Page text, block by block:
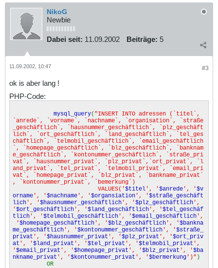
NikoG
Newbie
Dabei seit: 11.09.2002 Beiträge: 5
#3
11.09.2002, 10:47
ok is aber lang !
PHP-Code:
mysql_query( "INSERT INTO adressen (`titel`,
`anrede`, `vorname`, `nachname`, `organisation`, `straße
_geschäftlich`, `hausnummer_geschäftlich`, `plz_geschäft
lich`, `ort_geschäftlich`, `land_geschäftlich`, `tel_ges
chäftlich`, `telmobil_geschäftlich`, `email_geschäftlich
`, `homepage_geschäftlich`, `blz_geschäftlich`, `banknam
e_geschäftlich`, `kontonummer_geschäftlich`, `straße_pri
vat`, `hausnummer_privat`, `plz_privat`,`ort_privat`, `l
and_privat`, `tel_privat`, `telmobil_privat`, `email_pri
vat`, `homepage_privat`, `blz_privat`, `bankname_privat`
, `kontonummer_privat`, `bemerkung`)
VALUES('$titel ', '$anrede ', '$v
orname ', '$nachname ', '$organsiation ', '$straße_geschäft
lich ', '$hausnummer_geschäftlich ', '$plz_geschäftlich ',
'$ort_geschäftlich ', '$land_geschäftlich ', '$tel_geschäf
tlich ', '$telmobil_geschäftlich ', '$email_geschäftlich ',
'$homepage_geschäftlich ', '$blz_geschäftlich ', '$bankna
me_geschäftlich ', '$kontonummer_geschäftlich ', '$straße_
privat ', '$hausnummer_privat ', '$plz_privat ', '$ort_priv
at ', '$land_privat ', '$tel_privat ', '$telmobil_privat ',
'$email_privat ', '$homepage_privat ', '$blz_privat ', '$ba
nkname_privat ', '$kontonummer_privat ', '$bermerkung ')" )
OR